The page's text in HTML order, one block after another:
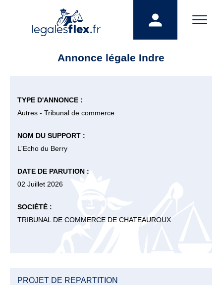
Annonce légale Indre
TYPE D'ANNONCE :
Autres - Tribunal de commerce
NOM DU SUPPORT :
L'Echo du Berry
DATE DE PARUTION :
02 Juillet 2026
SOCIÉTÉ :
TRIBUNAL DE COMMERCE DE CHATEAUROUX
PROJET DE REPARTITION